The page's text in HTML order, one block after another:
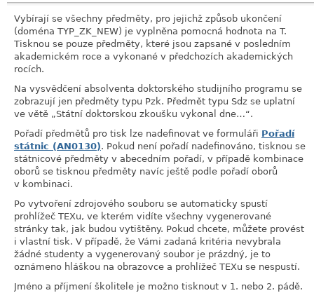
Vybírají se všechny předměty, pro jejichž způsob ukončení
(doména TYP_ZK_NEW) je vyplněna pomocná hodnota na T.
Tisknou se pouze předměty, které jsou zapsané v posledním
akademickém roce a vykonané v předchozích akademických
rocích.
Na vysvědčení absolventa doktorského studijního programu se
zobrazují jen předměty typu Pzk. Předmět typu Sdz se uplatní
ve větě „Státní doktorskou zkoušku vykonal dne…“.
Pořadí předmětů pro tisk lze nadefinovat ve formuláři Pořadí
státnic (AN0130). Pokud není pořadí nadefinováno, tisknou se
státnicové předměty v abecedním pořadí, v případě kombinace
oborů se tisknou předměty navíc ještě podle pořadí oborů
v kombinaci.
Po vytvoření zdrojového souboru se automaticky spustí
prohlížeč TEXu, ve kterém vidíte všechny vygenerované
stránky tak, jak budou vytištěny. Pokud chcete, můžete provést
i vlastní tisk. V případě, že Vámi zadaná kritéria nevybrala
žádné studenty a vygenerovaný soubor je prázdný, je to
oznámeno hláškou na obrazovce a prohlížeč TEXu se nespustí.
Jméno a příjmení školitele je možno tisknout v 1. nebo 2. pádě.